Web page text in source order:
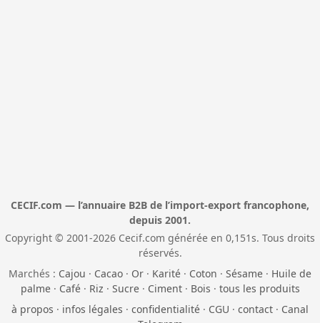
CECIF.com — l’annuaire B2B de l’import-export francophone,
depuis 2001.
Copyright © 2001-2026 Cecif.com générée en 0,151s. Tous droits
réservés.
Marchés : Cajou · Cacao · Or · Karité · Coton · Sésame · Huile de
palme· Café· Riz · Sucre· Ciment· Bois · tous les produits
à propos · infos légales · confidentialité · CGU · contact · Canal